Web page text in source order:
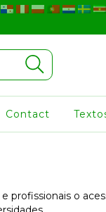
Contact
profissionais o